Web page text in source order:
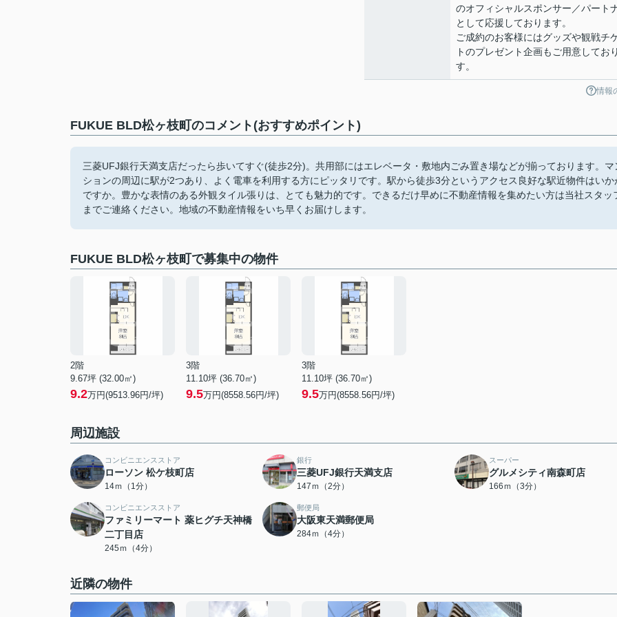
のオフィシャルスポンサー／パート
として応援しております。
ご成約のお客様にはグッズや観戦チ
トのプレゼント企画もご用意してお
す。
情報
FUKUE BLD松ヶ枝町のコメント(おすすめポイント)
三菱UFJ銀行天満支店だったら歩いてすぐ(徒歩2分)。共用部にはエレベータ・敷地内ごみ置き場などが揃っております。マ
ションの周辺に駅が2つあり、よく電車を利用する方にピッタリです。駅から徒歩3分というアクセス良好な駅近物件はいか
ですか。豊かな表情のある外観タイル張りは、とても魅力的です。できるだけ早めに不動産情報を集めたい方は当社スタッ
までご連絡ください。地域の不動産情報をいち早くお届けします。
FUKUE BLD松ヶ枝町で募集中の物件
2階
9.67坪 (32.00㎡)
9.2万円(9513.96円/坪)
3階
11.10坪 (36.70㎡)
9.5万円(8558.56円/坪)
3階
11.10坪 (36.70㎡)
9.5万円(8558.56円/坪)
周辺施設
コンビニエンスストア
ローソン 松ケ枝町店
14ｍ（1分）
銀行
三菱UFJ銀行天満支店
147ｍ（2分）
スーパー
グルメシティ南森町店
166ｍ（3分）
コンビニエンスストア
ファミリーマート 薬ヒグチ天神橋
二丁目店
245ｍ（4分）
郵便局
大阪東天満郵便局
284ｍ（4分）
近隣の物件